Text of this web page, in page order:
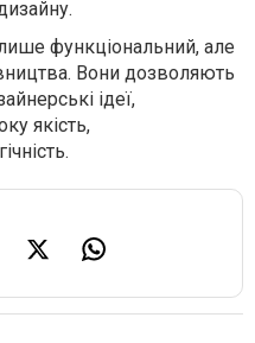
функціональний, але
Вони дозволяють
ідеї,
якість,